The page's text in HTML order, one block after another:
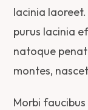
lacinia
purus lacinia
natoque
montes,
Morbi